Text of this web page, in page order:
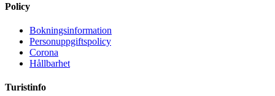
Policy
Bokningsinformation
Personuppgiftspolicy
Corona
Hållbarhet
Turistinfo